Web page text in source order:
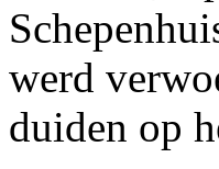
werd
duiden op